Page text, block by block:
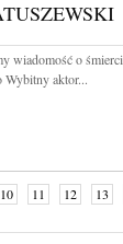
wiadomość o śmierci
Wybitny aktor...
10 11 12 13